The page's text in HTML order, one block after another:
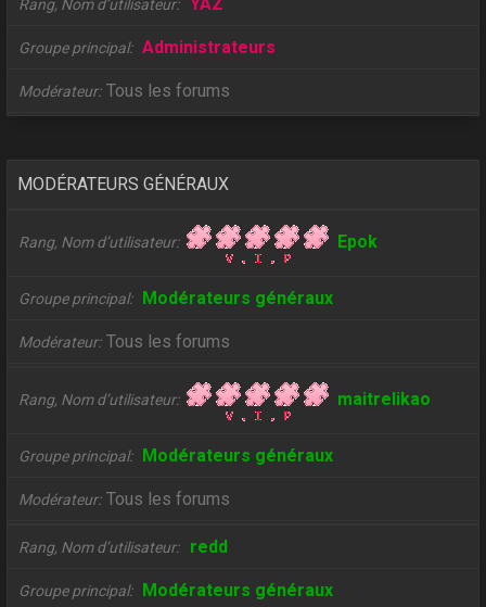
Rang, Nom d’utilisateur
Groupe principal Administrateurs
Modérateur Tous les forums
MODÉRATEURS GÉNÉRAUX
Rang, Nom d’utilisateur Epok
Groupe principal Modérateurs généraux
Modérateur Tous les forums
Rang, Nom d’utilisateur maitrelikao
Groupe principal Modérateurs généraux
Modérateur Tous les forums
Rang, Nom d’utilisateur redd
Groupe principal Modérateurs généraux